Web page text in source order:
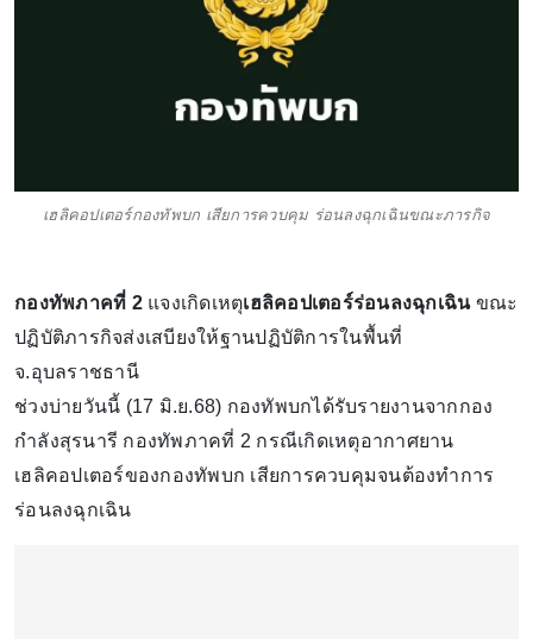
เฮลิคอปเตอร์กองทัพบก เสียการควบคุม ร่อนลงฉุกเฉินขณะภารกิจ
กองทัพภาคที่ 2แจงเกิดเหตุเฮลิคอปเตอร์ร่อนลงฉุกเฉินขณะ
ปฏิบัติภารกิจส่งเสบียงให้ฐานปฏิบัติการในพื้นที่
จ.อุบลราชธานี
ช่วงบ่ายวันนี้ (17 มิ.ย.68) กองทัพบกได้รับรายงานจากกอง
กำลังสุรนารี กองทัพภาคที่ 2 กรณีเกิดเหตุอากาศยาน
เฮลิคอปเตอร์ของกองทัพบก เสียการควบคุมจนต้องทำการ
ร่อนลงฉุกเฉิน